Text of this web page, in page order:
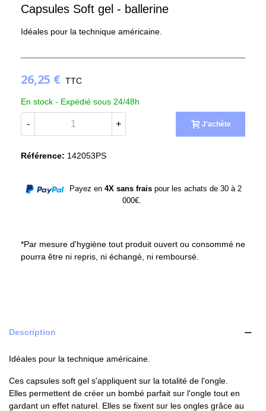
Capsules Soft gel - ballerine
Idéales pour la technique américaine.
26,25 € TTC
En stock - Expédié sous 24/48h
- + J'achète
Référence: 142053PS
Payez en 4X sans fraispour les achats de 30 à 2
000€.
*Par mesure d'hygiène tout produit ouvert ou consommé ne
pourra être ni repris, ni échangé, ni remboursé.
Description
Idéales pour la technique américaine.
Ces capsules soft gel s'appliquent sur la totalité de l'ongle.
Elles permettent de créer un bombé parfait sur l'ongle tout en
gardant un effet naturel. Elles se fixent sur les ongles grâce au